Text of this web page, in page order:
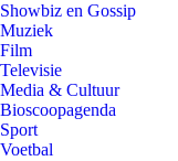
Showbiz en Gossip
Muziek
Film
Televisie
Media & Cultuur
Bioscoopagenda
Sport
Voetbal